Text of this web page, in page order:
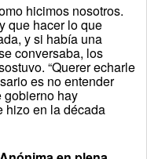
hicimos nosotros.
que hacer lo que
y si había una
conversaba, los
“Querer echarle
es no entender
gobierno hay
hizo en la década